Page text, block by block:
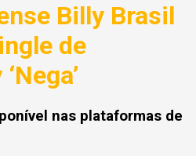
Billy Brasil
de
nas plataformas de